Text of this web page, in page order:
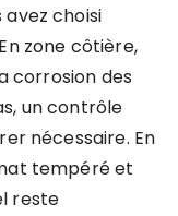
avez choisi
zone côtière,
corrosion des
un contrôle
nécessaire. En
tempéré et
reste